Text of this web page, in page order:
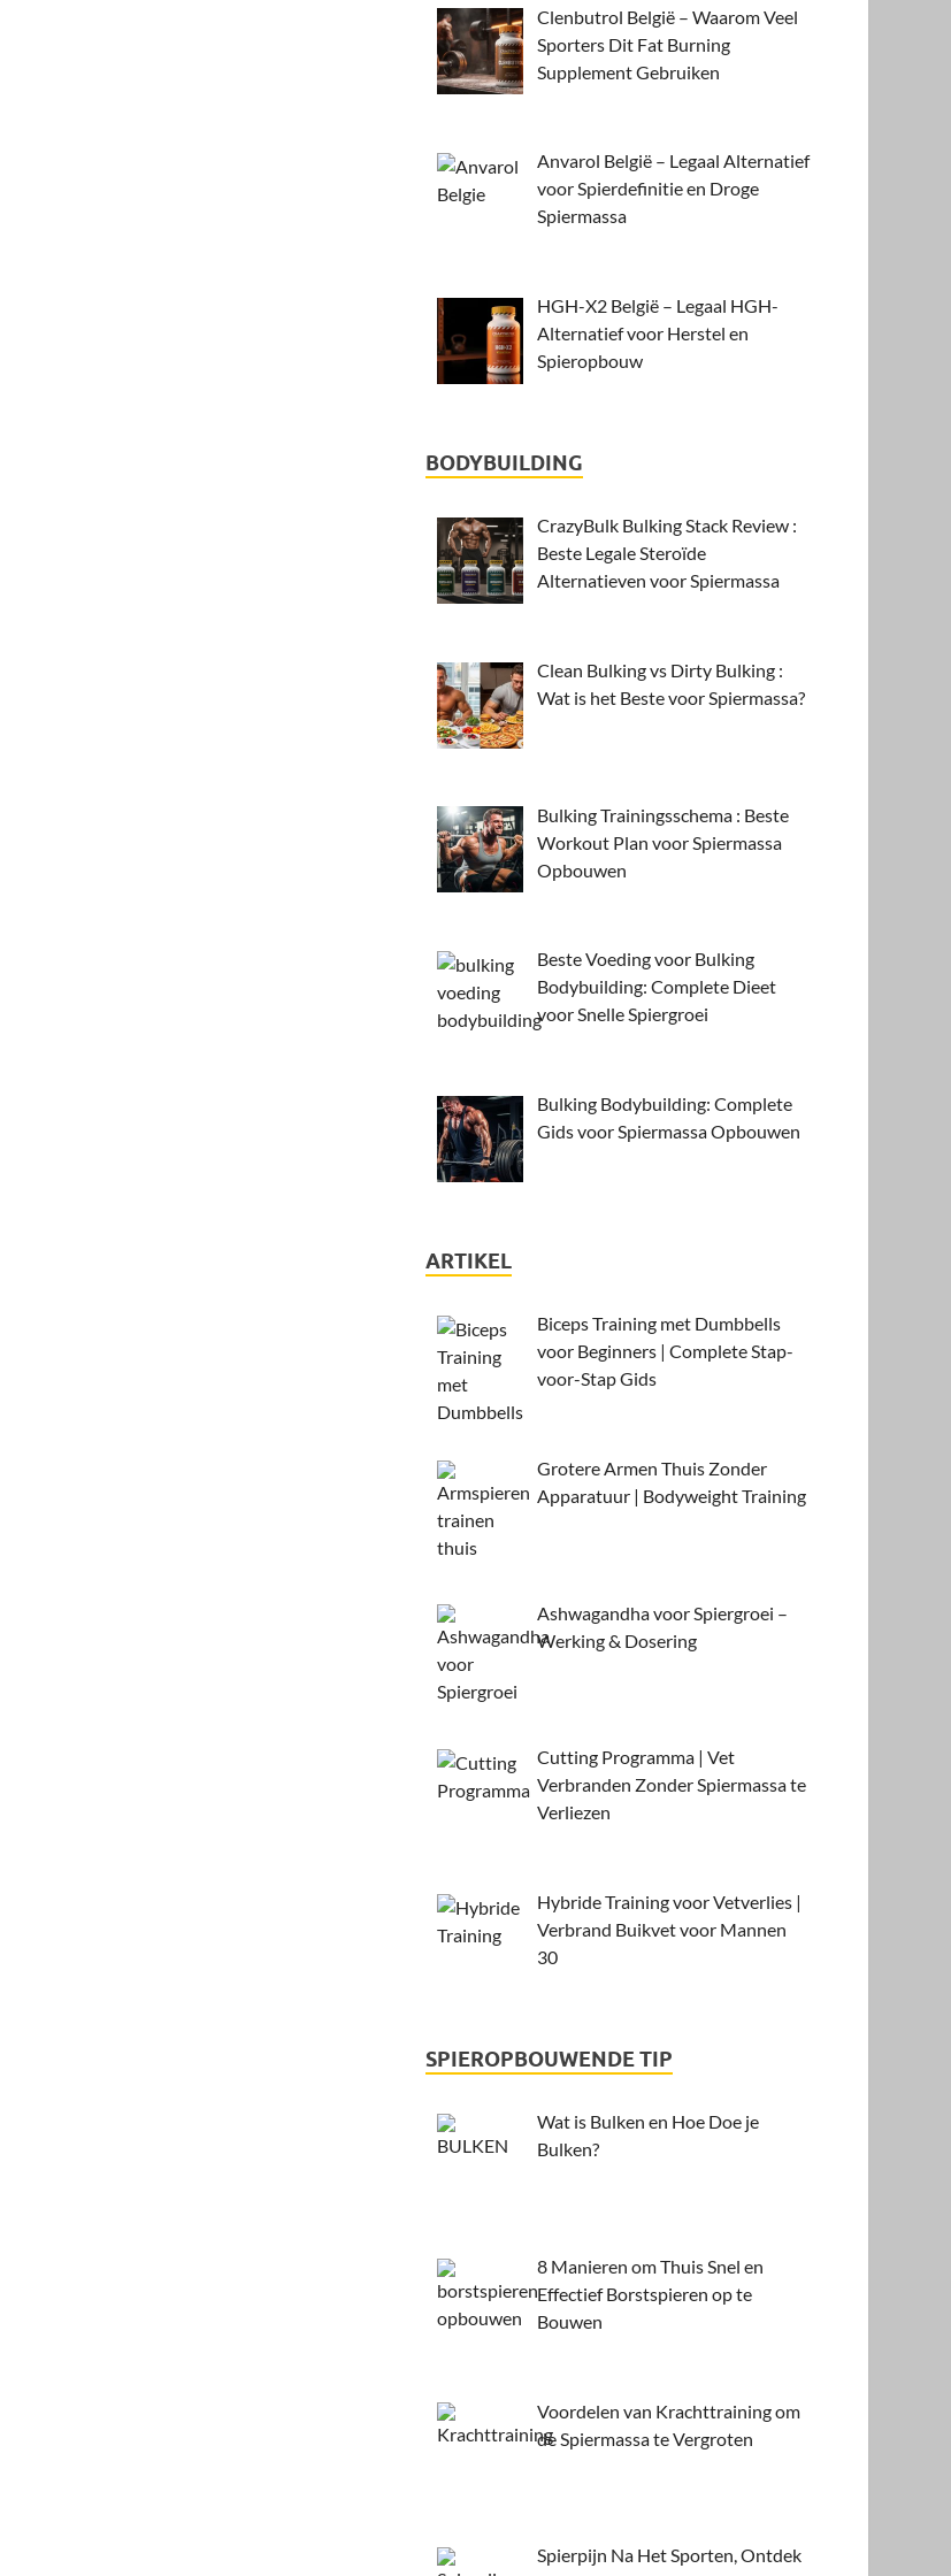
Clenbutrol België – Waarom Veel
Sporters Dit Fat Burning
Supplement Gebruiken
Anvarol België – Legaal Alternatief
voor Spierdefinitie en Droge
Spiermassa
HGH-X2 België – Legaal HGH-
Alternatief voor Herstel en
Spieropbouw
BODYBUILDING
CrazyBulk Bulking Stack Review :
Beste Legale Steroïde
Alternatieven voor Spiermassa
Clean Bulking vs Dirty Bulking :
Wat is het Beste voor Spiermassa?
Bulking Trainingsschema : Beste
Workout Plan voor Spiermassa
Opbouwen
Beste Voeding voor Bulking
Bodybuilding: Complete Dieet
voor Snelle Spiergroei
Bulking Bodybuilding: Complete
Gids voor Spiermassa Opbouwen
ARTIKEL
Biceps Training met Dumbbells
voor Beginners | Complete Stap-
voor-Stap Gids
Grotere Armen Thuis Zonder
Apparatuur | Bodyweight Training
Ashwagandha voor Spiergroei –
Werking & Dosering
Cutting Programma | Vet
Verbranden Zonder Spiermassa te
Verliezen
Hybride Training voor Vetverlies |
Verbrand Buikvet voor Mannen
30
SPIEROPBOUWENDE TIP
Wat is Bulken en Hoe Doe je
Bulken?
8 Manieren om Thuis Snel en
Effectief Borstspieren op te
Bouwen
Voordelen van Krachttraining om
de Spiermassa te Vergroten
Spierpijn Na Het Sporten, Ontdek